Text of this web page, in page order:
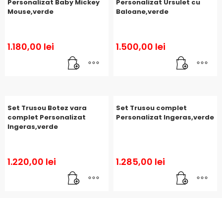
Personalizat Baby Mickey
Mouse,verde
1.180,00 lei
Personalizat Ursulet cu
Baloane,verde
1.500,00 lei
Set Trusou Botez vara
complet Personalizat
Ingeras,verde
1.220,00 lei
Set Trusou complet
Personalizat Ingeras,verde
1.285,00 lei